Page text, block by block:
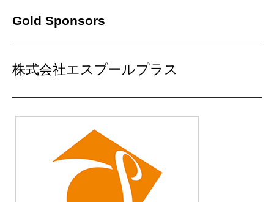
Gold Sponsors
株式会社エスプールプラス